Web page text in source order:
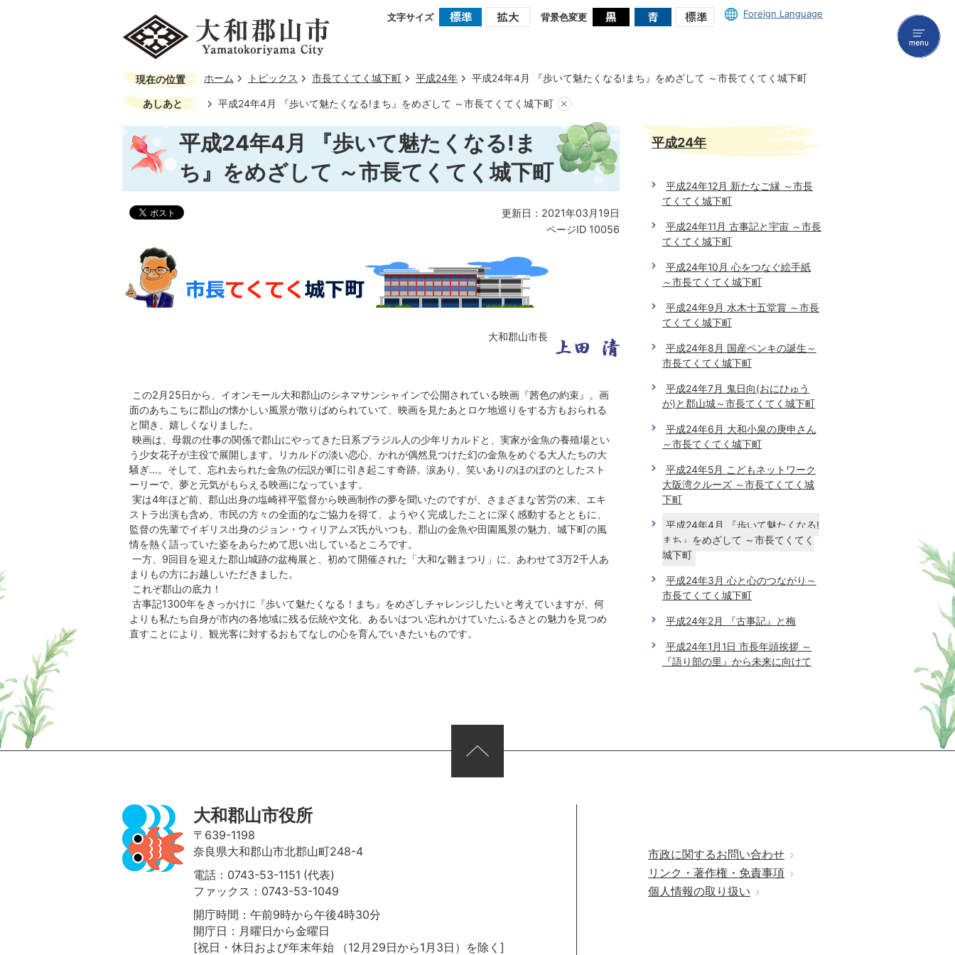
文字サイズ 背景色変更 Foreign Language
現在の位置 ホーム トピックス 市長てくてく城下町 平成24年 平成24年4月 『歩いて魅たくなる!まち』をめざして ～市長てくてく城下町
あしあと 平成24年4月 『歩いて魅たくなる!まち』をめざして ～市長てくてく城下町
平成24年4月 『歩いて魅たくなる!ま
ち』をめざして ～市長てくてく城下町
更新日：2021年03月19日
ページID 10056
大和郡山市長
この2月25日から、イオンモール大和郡山のシネマサンシャインで公開されている映画『茜色の約束』。画
面のあちこちに郡山の懐かしい風景が散りばめられていて、映画を見たあとロケ地巡りをする方もおられる
と聞き、嬉しくなりました。
映画は、母親の仕事の関係で郡山にやってきた日系ブラジル人の少年リカルドと、実家が金魚の養殖場とい
う少女花子が主役で展開します。リカルドの淡い恋心、かれが偶然見つけた幻の金魚をめぐる大人たちの大
騒ぎ…。そして、忘れ去られた金魚の伝説が町に引き起こす奇跡。涙あり、笑いありのほのぼのとしたスト
ーリーで、夢と元気がもらえる映画になっています。
実は4年ほど前、郡山出身の塩崎祥平監督から映画制作の夢を聞いたのですが、さまざまな苦労の末、エキ
ストラ出演も含め、市民の方々の全面的なご協力を得て、ようやく完成したことに深く感動するとともに、
監督の先輩でイギリス出身のジョン・ウィリアムズ氏がいつも、郡山の金魚や田園風景の魅力、城下町の風
情を熱く語っていた姿をあらためて思い出しているところです。
一方、9回目を迎えた郡山城跡の盆梅展と、初めて開催された「大和な雛まつり」に、あわせて3万2千人あ
まりもの方にお越しいただきました。
これぞ郡山の底力！
古事記1300年をきっかけに『歩いて魅たくなる！まち』をめざしチャレンジしたいと考えていますが、何
よりも私たち自身が市内の各地域に残る伝統や文化、あるいはつい忘れかけていたふるさとの魅力を見つめ
直すことにより、観光客に対するおもてなしの心を育んでいきたいものです。
平成24年
平成24年12月 新たなご縁 ～市長
てくてく城下町
平成24年11月 古事記と宇宙 ～市長
てくてく城下町
平成24年10月 心をつなぐ絵手紙
～市長てくてく城下町
平成24年9月 水木十五堂賞 ～市長
てくてく城下町
平成24年8月 国産ペンキの誕生～
市長てくてく城下町
平成24年7月 鬼日向(おにひゅう
が)と郡山城～市長てくてく城下町
平成24年6月 大和小泉の庚申さん
～市長てくてく城下町
平成24年5月 こどもネットワーク
大阪湾クルーズ ～市長てくてく城
下町
平成24年4月 『歩いて魅たくなる!
まち』をめざして ～市長てくてく
城下町
平成24年3月 心と心のつながり～
市長てくてく城下町
平成24年2月 『古事記』と梅
平成24年1月1日 市長年頭挨拶 ～
『語り部の里』から未来に向けて
大和郡山市役所
〒639-1198
奈良県大和郡山市北郡山町248-4
電話：0743-53-1151 (代表)
ファックス：0743-53-1049
開庁時間：午前9時から午後4時30分
開庁日：月曜日から金曜日
[祝日・休日および年末年始
（12月29日から1月3日）を除く]
市政に関するお問い合わせ
リンク・著作権・免責事項
個人情報の取り扱い